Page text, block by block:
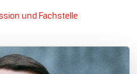
und Fachstelle